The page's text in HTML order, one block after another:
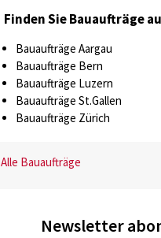
Finden Sie Bauaufträge
Bauaufträge Aargau
Bauaufträge Bern
Bauaufträge Luzern
Bauaufträge St.Gallen
Bauaufträge Zürich
Alle Bauaufträge
Newsletter